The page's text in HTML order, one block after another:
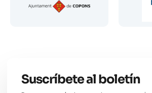
Suscríbete al boletín